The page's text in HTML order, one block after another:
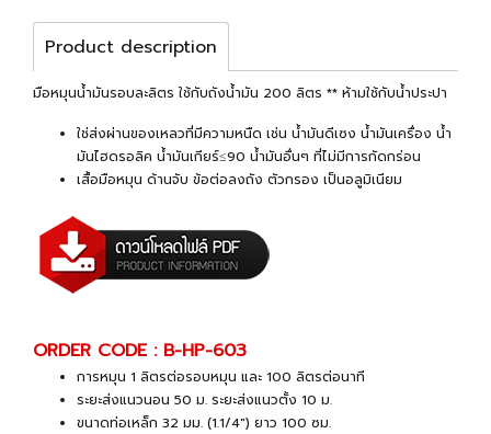
Product description
มือหมุนน้ำมันรอบละลิตร ใช้กับถังน้ำมัน 200 ลิตร ** ห้ามใช้กับน้ำประปา
ใช่ส่งผ่านของเหลวที่มีความหนืด เช่น น้ำมันดีเซง น้ำมันเครื่อง น้ำ
มันไฮดรอลิค น้ำมันเกียร์≤90 น้ำมันอื่นๆ ที่ไม่มีการกัดกร่อน
เสื้อมือหมุน ด้านจับ ข้อต่อลงถัง ตัวกรอง เป็นอลูมิเนียม
ORDER CODE : B-HP-603
การหมุน 1 ลิตรต่อรอบหมุน และ 100 ลิตรต่อนาที
ระยะส่งแนวนอน 50 ม. ระยะส่งแนวตั้ง 10 ม.
ขนาดท่อเหล็ก 32 มม. (1.1/4") ยาว 100 ซม.